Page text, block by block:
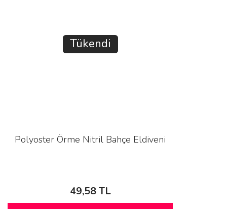
Tükendi
Polyoster Örme Nitril Bahçe Eldiveni
49,58 TL